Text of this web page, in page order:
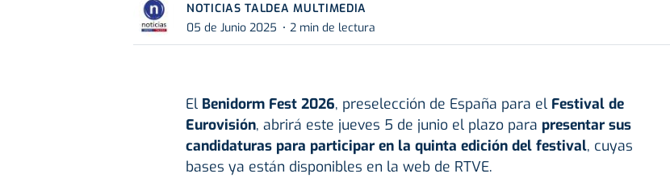
NOTICIAS TALDEA MULTIMEDIA
05 de Junio 2025
2 min de lectura
El Benidorm Fest 2026, preselección de España para elFestival de
Eurovisión, abrirá este jueves 5 de junio el plazo para presentar sus
candidaturas para participar en la quinta edición del festival, cuyas
bases ya están disponibles en la web de RTVE.